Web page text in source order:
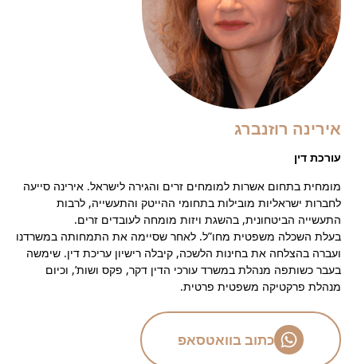
אירינה רוזנברג
עורכת דין
מומחית בתחום אשרות למומחים זרים והגירה לישראל. אירינה סייעה
לחברות ישראליות מובילות בתחומי ההייטק והתעשייה, לרבות
התעשייה הביטחונית, בהשגת ויזות מומחה לעובדים זרים.
בעלת השכלה משפטית מחו”ל. לאחר שסיימה את התמחותה במשרדנו
ועברה בהצלחה את בחינות הלשכה, קיבלה רישיון עריכת דין. שימשה
בעבר כשותפה מנהלת במשרד עורכי הדין דקר, פקס ושות’, וכיום
מנהלת פרקטיקה משפטית פרטית.
כתוב בוואטסאפ